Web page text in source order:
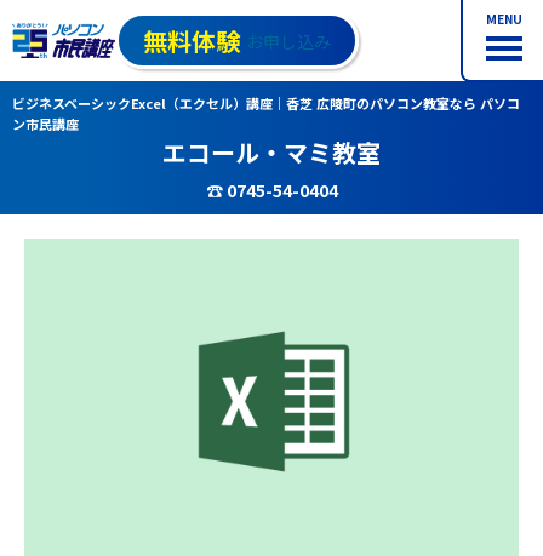
MENU
無料体験 お申し込み
ビジネスベーシックExcel（エクセル）講座｜香芝 広陵町のパソコン教室なら パソコ
ン市民講座
エコール・マミ教室
☎ 0745-54-0404